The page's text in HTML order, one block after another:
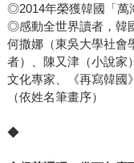
◎2014年榮獲韓國「萬
◎感動全世界讀者，韓
何撒娜（東吳大學社會
者）、陳又津（小說家
文化專家、《再寫韓
（依姓名筆畫序）
◆